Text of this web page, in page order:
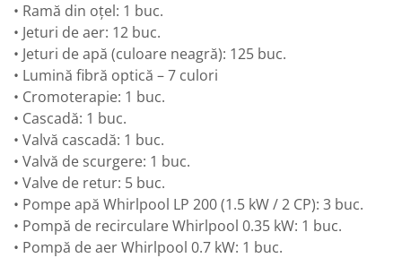
• Ramă din oțel: 1 buc.
• Jeturi de aer: 12 buc.
• Jeturi de apă (culoare neagră): 125 buc.
• Lumină fibră optică – 7 culori
• Cromoterapie: 1 buc.
• Cascadă: 1 buc.
• Valvă cascadă: 1 buc.
• Valvă de scurgere: 1 buc.
• Valve de retur: 5 buc.
• Pompe apă Whirlpool LP 200 (1.5 kW / 2 CP): 3 buc.
• Pompă de recirculare Whirlpool 0.35 kW: 1 buc.
• Pompă de aer Whirlpool 0.7 kW: 1 buc.